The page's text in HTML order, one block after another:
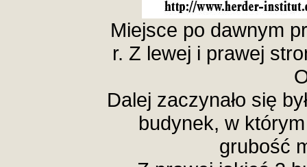
Miejsce po dawnym
r. Z lewej i prawej
Dalej zaczynało się
budynek, w
grubość